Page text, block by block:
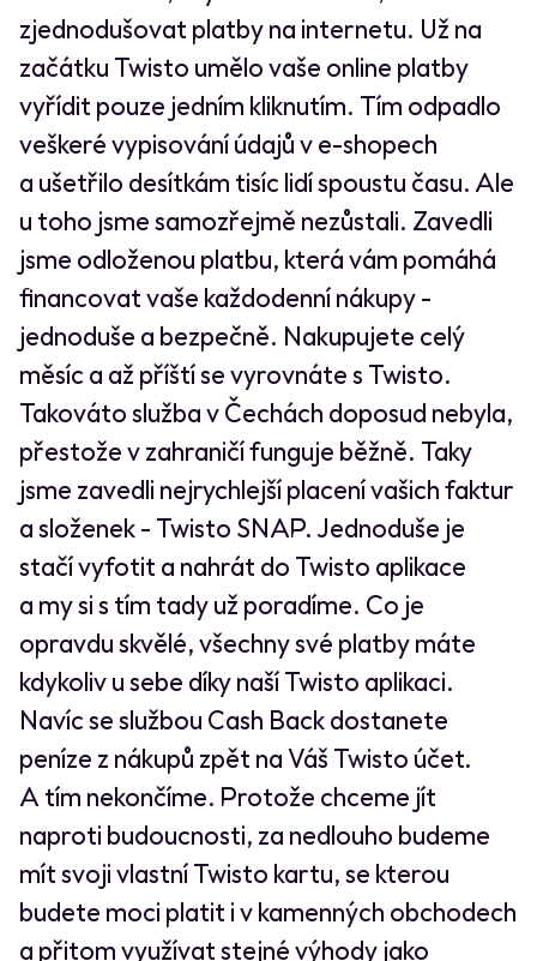
zjednodušovat platby na internetu. Už na
začátku Twisto umělo vaše online platby
vyřídit pouze jedním kliknutím. Tím odpadlo
veškeré vypisování údajů v e-shopech
a ušetřilo desítkám tisíc lidí spoustu času. Ale
u toho jsme samozřejmě nezůstali. Zavedli
jsme odloženou platbu, která vám pomáhá
financovat vaše každodenní nákupy -
jednoduše a bezpečně. Nakupujete celý
měsíc a až příští se vyrovnáte s Twisto.
Takováto služba v Čechách doposud nebyla,
přestože v zahraničí funguje běžně. Taky
jsme zavedli nejrychlejší placení vašich faktur
a složenek - Twisto SNAP. Jednoduše je
stačí vyfotit a nahrát do Twisto aplikace
a my si s tím tady už poradíme. Co je
opravdu skvělé, všechny své platby máte
kdykoliv u sebe díky naší Twisto aplikaci.
Navíc se službou Cash Back dostanete
peníze z nákupů zpět na Váš Twisto účet.
A tím nekončíme. Protože chceme jít
naproti budoucnosti, za nedlouho budeme
mít svoji vlastní Twisto kartu, se kterou
budete moci platit i v kamenných obchodech
a přitom využívat stejné výhody jako